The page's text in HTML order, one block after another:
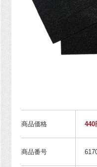
商品価格 440
商品番号